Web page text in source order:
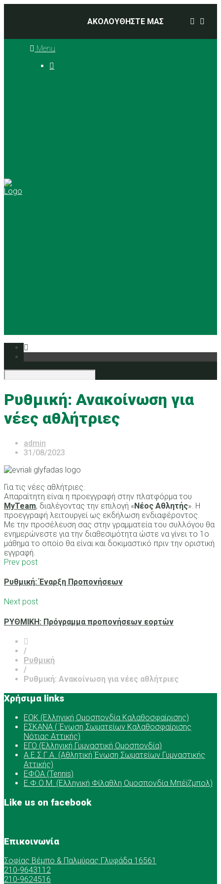
ΑΚΟΛΟΥΘΗΣΤΕ ΜΑΣ
Menu

Ρυθμική: Ανακοίνωση για
νέες αθλήτριες
admin
31/08/2023
Για τις νέες αθλήτριες.
Απαραίτητη είναι η προεγγραφή στην πλατφόρμα του
MyTeam, διαλέγοντας την επιλογή «Νέος Αθλητής». Η
προεγγραφή λειτουργεί ως εκδήλωση ενδιαφέροντος.
Με την προσέλευση σας στην γραμματεία του συλλόγου θα
ενημερώνεστε για την διαθεσιμότητα ώστε να γίνει το 1ο
μάθημα το οποίο θα είναι και δοκιμαστικό πριν την οριστική
εγγραφή.
Prev post
Ρυθμική: Έναρξη Προπονήσεων
Next post
ΡΥΘΜΙΚΗ: Πρόγραμμα προπονήσεων εορτών
/
Ρυθμική
/
Ρυθμική: Ανακοίνωση για νέες αθλήτριες
Χρήσιμα links
ΕOK (Ελληνική Ομοσπονδία Καλαθοσφαίρισης)
ΕΣΚΑΝΑ ( Ένωση Σωματείων Καλαθοσφαίρισης
Νότιας Αττικής)
ΕΓΟ (Ελληνική Γυμναστική Ομοσπονδία)
Α.Ε.Σ.Γ.Α. (Αθλητική Ένωση Σωματείων Γυμναστικής
Αττικής)
ΕΦΟΑ (Tennis)
Ε.Φ.Ο.Μ. (Ελληνική Φίλαθλη Ομοσπονδία Μπέϊζμπολ)
Like us on facebook
Επικοινωνία
Σοφίας Βέμπο & Παλμύρας Γλυφάδα 16561
210-9643112
210-9624516